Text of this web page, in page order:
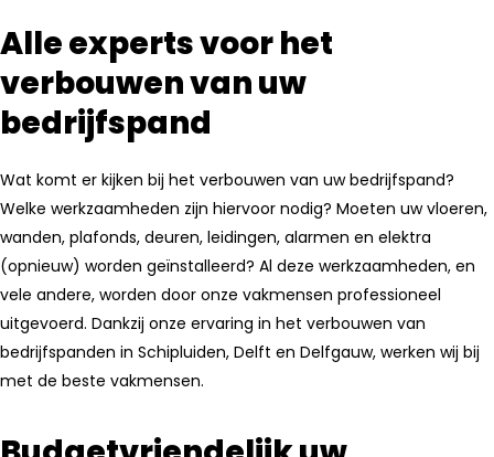
Alle experts voor het
verbouwen van uw
bedrijfspand
Wat komt er kijken bij het verbouwen van uw bedrijfspand?
Welke werkzaamheden zijn hiervoor nodig? Moeten uw vloeren,
wanden, plafonds, deuren, leidingen, alarmen en elektra
(opnieuw) worden geïnstalleerd? Al deze werkzaamheden, en
vele andere, worden door onze vakmensen professioneel
uitgevoerd. Dankzij onze ervaring in het verbouwen van
bedrijfspanden in Schipluiden, Delft en Delfgauw, werken wij bij
met de beste vakmensen.